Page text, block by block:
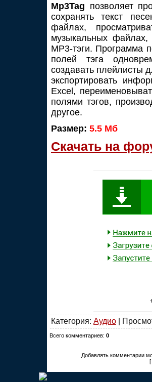
Mp3Tag позволяет
сохранять текст
файлах,
музыкальных файлах,
MP3-тэги. Программа
полей тэга
создавать плейлисты
экспортировать
Excel,
полями тэгов,
другое.
Размер: 5.5 Мб
Скачать на
Категория: Аудио |
Всего комментариев: 0
Добавлять комментарии
[